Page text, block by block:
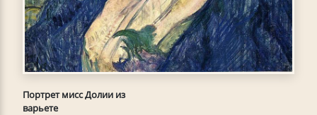
Портрет мисс Долии из
варьете